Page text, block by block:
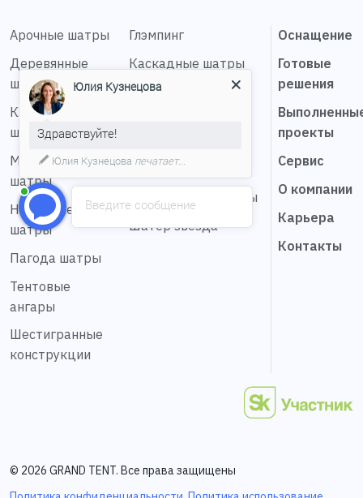
Арочные шатры
Деревянные
шатры
Классические
шатры
Мембранные
шатры
Надувные
шатры
Пагода шатры
Тентовые
ангары
Шестигранные
конструкции
Глэмпинг
Каскадные шатры
Купольные
Натяжные шатры
Сферические шатры
Шатер звезда
Оснащение
Готовые
решения
проекты
Сервис
О компании
Карьера
Контакты
© 2026 GRAND TENT. Все права защищены
Введите сообщение
Юлия Кузнецова
Здравствуйте!
Юлия Кузнецова печатает...